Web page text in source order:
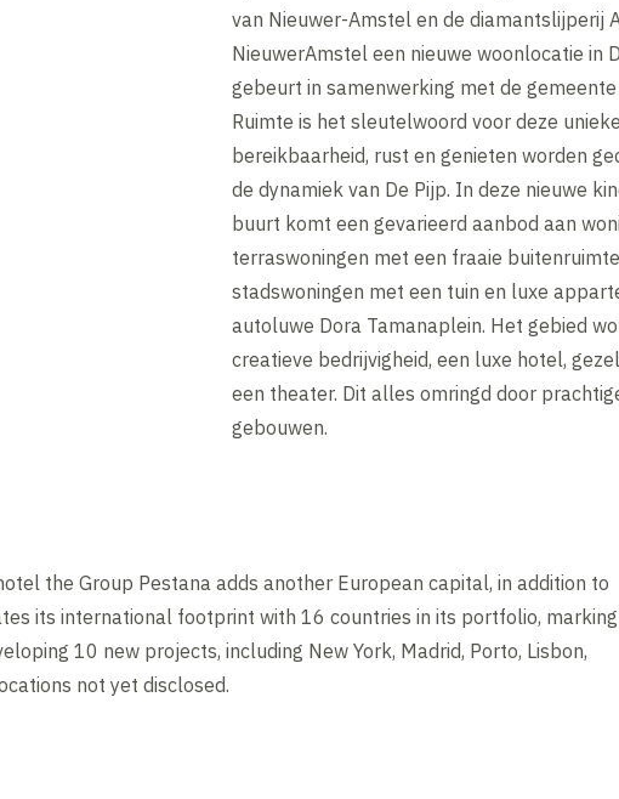
van Nieuwer-Amstel en de diamantslijperij
NieuwerAmstel een nieuwe woonlocatie in
gebeurt in samenwerking met de
Ruimte is het sleutelwoord voor deze
bereikbaarheid, rust en genieten worden
de dynamiek van De Pijp. In deze nieuwe
buurt komt een gevarieerd aanbod aan
terraswoningen met een fraaie
stadswoningen met een tuin en luxe
autoluwe Dora Tamanaplein. Het gebied
creatieve bedrijvigheid, een luxe hotel,
een theater. Dit alles omringd door
gebouwen.
the Group Pestana adds another European capital, in addition to
its international footprint with 16 countries in its portfolio, marking
10 new projects, including New York, Madrid, Porto, Lisbon,
not yet disclosed.